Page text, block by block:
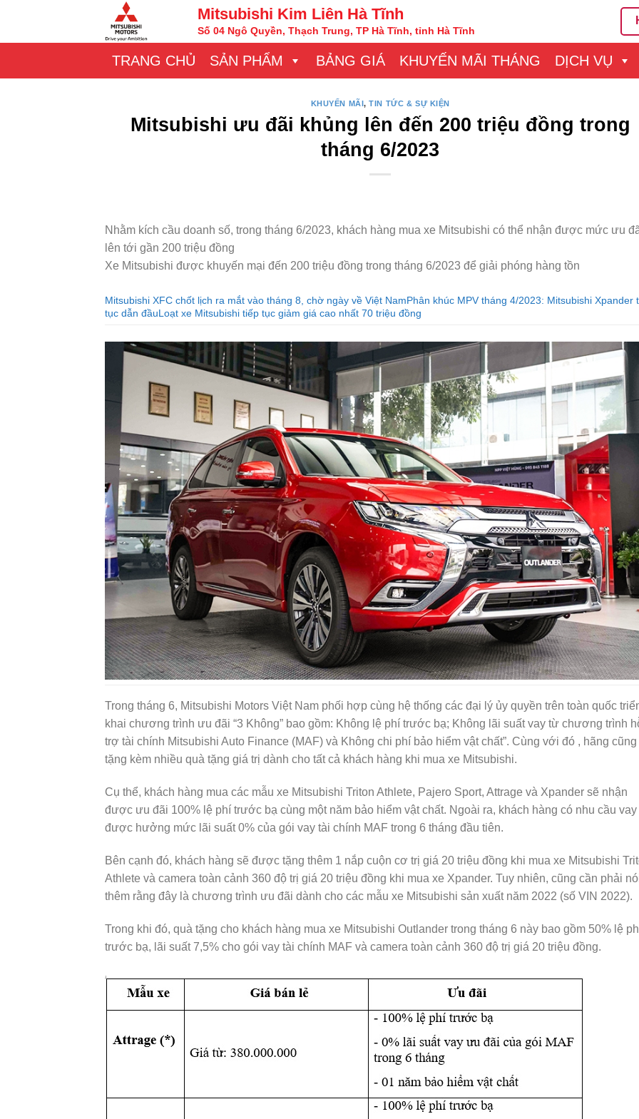
nội
Mitsubishi Kim Liên Hà Tĩnh
Số 04 Ngô Quyền, Thạch Trung, TP Hà Tĩnh, tỉnh Hà Tĩnh
TRANG CHỦ SẢN PHẨM BẢNG GIÁ KHUYẾN MÃI THÁNG DỊCH VỤ
KHUYẾN MÃI,TIN TỨC & SỰ KIỆN
Mitsubishi ưu đãi khủng lên đến 200 triệu đồng trong
tháng 6/2023
Nhằm kích cầu doanh số, trong tháng 6/2023, khách hàng mua xe Mitsubishi có thể nhận được mức ưu
lên tới gần 200 triệu đồng
Xe Mitsubishi được khuyến mại đến 200 triệu đồng trong tháng 6/2023 để giải phóng hàng tồn
Mitsubishi XFC chốt lịch ra mắt vào tháng 8, chờ ngày về Việt NamPhân khúc MPV tháng 4/2023: Mitsubishi Xpander
tục dẫn đầuLoạt xe Mitsubishi tiếp tục giảm giá cao nhất 70 triệu đồng
Trong tháng 6, Mitsubishi Motors Việt Nam phối hợp cùng hệ thống các đại lý ủy quyền trên toàn quốc
khai chương trình ưu đãi “3 Không” bao gồm: Không lệ phí trước bạ; Không lãi suất vay từ chương trình
trợ tài chính Mitsubishi Auto Finance (MAF) và Không chi phí bảo hiểm vật chất”. Cùng với đó , hãng cũng
tặng kèm nhiều quà tặng giá trị dành cho tất cả khách hàng khi mua xe Mitsubishi.
Cụ thể, khách hàng mua các mẫu xe Mitsubishi Triton Athlete, Pajero Sport, Attrage và Xpander sẽ nhận
được ưu đãi 100% lệ phí trước bạ cùng một năm bảo hiểm vật chất. Ngoài ra, khách hàng có nhu cầu vay
được hưởng mức lãi suất 0% của gói vay tài chính MAF trong 6 tháng đầu tiên.
Bên cạnh đó, khách hàng sẽ được tặng thêm 1 nắp cuộn cơ trị giá 20 triệu đồng khi mua xe Mitsubishi
Athlete và camera toàn cảnh 360 độ trị giá 20 triệu đồng khi mua xe Xpander. Tuy nhiên, cũng cần phải
thêm rằng đây là chương trình ưu đãi dành cho các mẫu xe Mitsubishi sản xuất năm 2022 (số VIN 2022).
Trong khi đó, quà tặng cho khách hàng mua xe Mitsubishi Outlander trong tháng 6 này bao gồm 50% lệ
trước bạ, lãi suất 7,5% cho gói vay tài chính MAF và camera toàn cảnh 360 độ trị giá 20 triệu đồng.